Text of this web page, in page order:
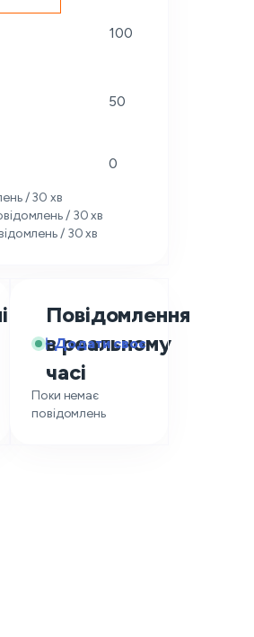
100
50
0
/ 30 хв
/ 30 хв
/ 30 хв
Повідомлення
в реальному
часі
Додати своє
Поки немає
повідомлень